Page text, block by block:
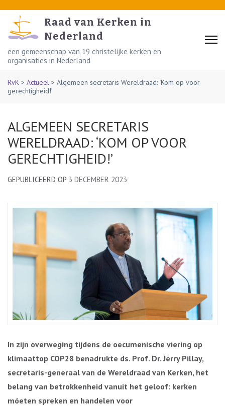
content
(Press
Enter)
Raad van Kerken in
Nederland
een gemeenschap van 19 christelijke kerken en
organisaties in Nederland
RvK > Actueel > Algemeen secretaris Wereldraad: ‘Kom op voor
gerechtigheid!’
ALGEMEEN SECRETARIS
WERELDRAAD: ‘KOM OP VOOR
GERECHTIGHEID!’
GEPUBLICEERD OP 3 DECEMBER 2023
In zijn overweging tijdens de oecumenische viering op
klimaattop COP28 benadrukte ds. Prof. Dr. Jerry Pillay,
secretaris-generaal van de Wereldraad van Kerken, het
belang van betrokkenheid vanuit het geloof: kerken
móeten spreken en handelen voor